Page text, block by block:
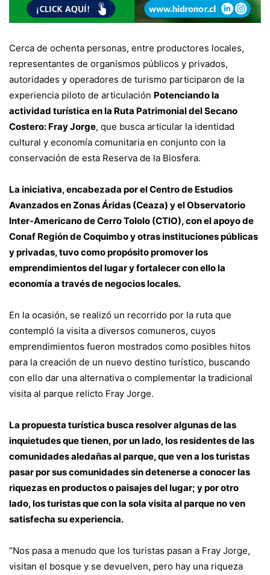
Cerca de ochenta personas, entre productores locales,
representantes de organismos públicos y privados,
autoridades y operadores de turismo participaron de la
experiencia piloto de articulación Potenciando la
actividad turística en la Ruta Patrimonial del Secano
Costero: Fray Jorge, que busca articular la identidad
cultural y economía comunitaria en conjunto con la
conservación de esta Reserva de la Biosfera.
La iniciativa, encabezada por el Centro de Estudios
Avanzados en Zonas Áridas (Ceaza) y el Observatorio
Inter-Americano de Cerro Tololo (CTIO), con el apoyo de
Conaf Región de Coquimbo y otras instituciones públicas
y privadas, tuvo como propósito promover los
emprendimientos del lugar y fortalecer con ello la
economía a través de negocios locales.
En la ocasión, se realizó un recorrido por la ruta que
contempló la visita a diversos comuneros, cuyos
emprendimientos fueron mostrados como posibles hitos
para la creación de un nuevo destino turístico, buscando
con ello dar una alternativa o complementar la tradicional
visita al parque relicto Fray Jorge.
La propuesta turística busca resolver algunas de las
inquietudes que tienen, por un lado, los residentes de las
comunidades aledañas al parque, que ven a los turistas
pasar por sus comunidades sin detenerse a conocer las
riquezas en productos o paisajes del lugar; y por otro
lado, los turistas que con la sola visita al parque no ven
satisfecha su experiencia.
“Nos pasa a menudo que los turistas pasan a Fray Jorge,
visitan el bosque y se devuelven, pero hay una riqueza